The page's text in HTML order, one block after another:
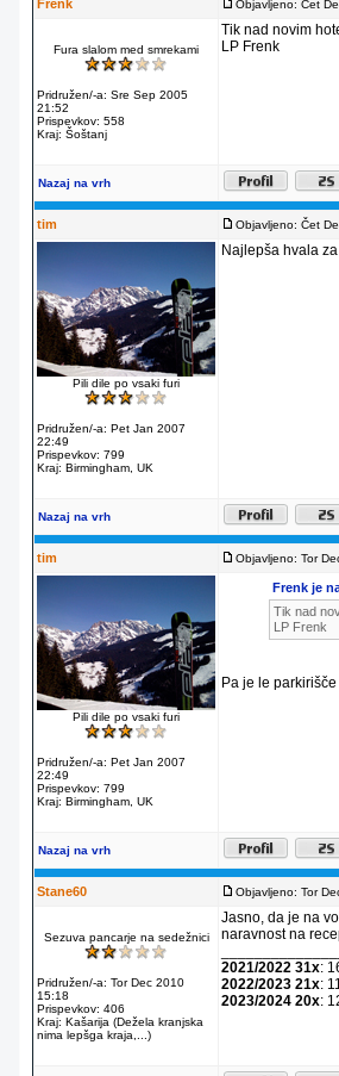
Frenk Objavljeno: Čet
Fura slalom med smrekami
Pridružen/-a: Sre Sep 2005
21:52
Prispevkov: 558
Kraj: Šoštanj
Tik nad novim
LP Frenk
Nazaj na vrh
tim Objavljeno: Čet
Pili dile po vsaki furi
Pridružen/-a: Pet Jan 2007
22:49
Prispevkov: 799
Kraj: Birmingham, UK
Najlepša hvala
Nazaj na vrh
tim Objavljeno: Tor
Pili dile po vsaki furi
Pridružen/-a: Pet Jan 2007
22:49
Prispevkov: 799
Kraj: Birmingham, UK
Frenk je
Tik nad
LP Frenk
Pa je le
Nazaj na vrh
Stane60 Objavljeno: Tor
Sezuva pancarje na sedežnici
Pridružen/-a: Tor Dec 2010
15:18
Prispevkov: 406
Kraj: Kašarija (Dežela kranjska
nima lepšga kraja,...)
Jasno, da je na
naravnost na
2021/2022 31x:
2022/2023 21x:
2023/2024 20x: